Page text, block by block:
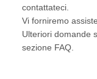
contattateci.
Vi forniremo
Ulteriori domande
sezione FAQ.